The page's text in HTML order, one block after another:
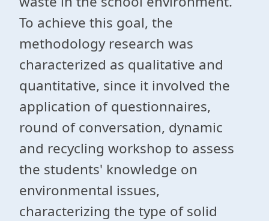
To achieve this goal, the
methodology research was
characterized as qualitative and
quantitative, since it involved the
application of questionnaires,
round of conversation, dynamic
and recycling workshop to assess
the students' knowledge on
environmental issues,
characterizing the type of solid